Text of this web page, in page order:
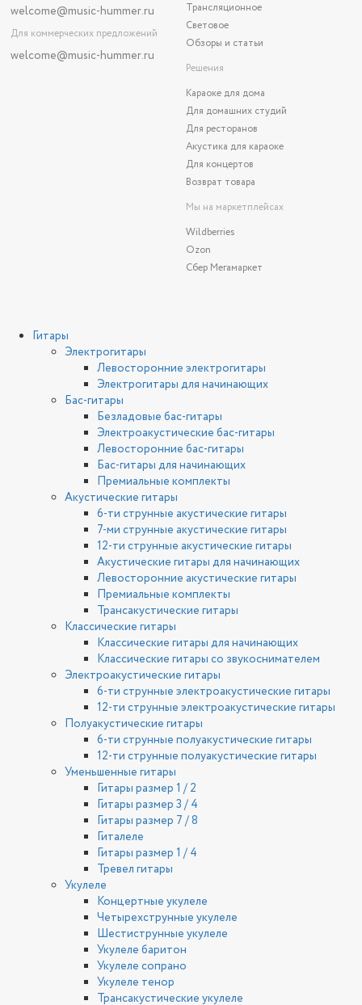
welcome@music-hummer.ru
Для коммерческих предложений
welcome@music-hummer.ru
Трансляционное
Световое
Обзоры и статьи
Решения
Караоке для дома
Для домашних студий
Для ресторанов
Акустика для караоке
Для концертов
Возврат товара
Мы на маркетплейсах
Wildberries
Ozon
Сбер Мегамаркет
Гитары
Электрогитары
Левосторонние электрогитары
Электрогитары для начинающих
Бас-гитары
Безладовые бас-гитары
Электроакустические бас-гитары
Левосторонние бас-гитары
Бас-гитары для начинающих
Премиальные комплекты
Акустические гитары
6-ти струнные акустические гитары
7-ми струнные акустические гитары
12-ти струнные акустические гитары
Акустические гитары для начинающих
Левосторонние акустические гитары
Премиальные комплекты
Трансакустические гитары
Классические гитары
Классические гитары для начинающих
Классические гитары со звукоснимателем
Электроакустические гитары
6-ти струнные электроакустические гитары
12-ти струнные электроакустические гитары
Полуакустические гитары
6-ти струнные полуакустические гитары
12-ти струнные полуакустические гитары
Уменьшенные гитары
Гитары размер 1 / 2
Гитары размер 3 / 4
Гитары размер 7 / 8
Гиталеле
Гитары размер 1 / 4
Тревел гитары
Укулеле
Концертные укулеле
Четырехструнные укулеле
Шестиструнные укулеле
Укулеле баритон
Укулеле сопрано
Укулеле тенор
Трансакустические укулеле